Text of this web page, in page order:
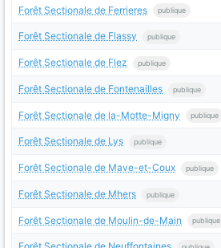
Forêt Sectionale de Ferrieres publique
Forêt Sectionale de Flassy publique
Forêt Sectionale de Flez publique
Forêt Sectionale de Fontenailles publique
Forêt Sectionale de la-Motte-Migny publique
Forêt Sectionale de Lys publique
Forêt Sectionale de Mave-et-Coux publique
Forêt Sectionale de Mhers publique
Forêt Sectionale de Moulin-de-Main publique